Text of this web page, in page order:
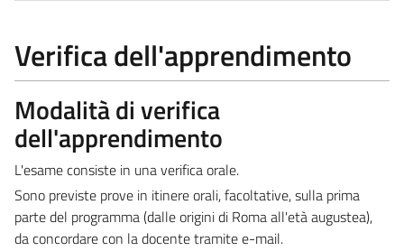
Verifica dell'apprendimento
Modalità di verifica
dell'apprendimento
L'esame consiste in una verifica orale.
Sono previste prove in itinere orali, facoltative, sulla prima
parte del programma (dalle origini di Roma all'età augustea),
da concordare con la docente tramite e-mail.